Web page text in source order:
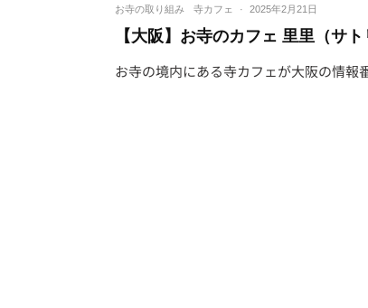
お寺の取り組み 寺カフェ · 2025年2月21日
【大阪】お寺のカフェ 里里（サト
お寺の境内にある寺カフェが大阪の情報